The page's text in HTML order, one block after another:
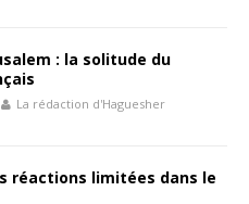
: la solitude du
La rédaction d'Haguesher
réactions limitées dans le